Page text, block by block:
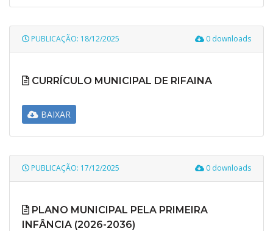
PUBLICAÇÃO: 18/12/2025 0 downloads
CURRÍCULO MUNICIPAL DE RIFAINA
BAIXAR
PUBLICAÇÃO: 17/12/2025 0 downloads
PLANO MUNICIPAL PELA PRIMEIRA
INFÂNCIA (2026-2036)